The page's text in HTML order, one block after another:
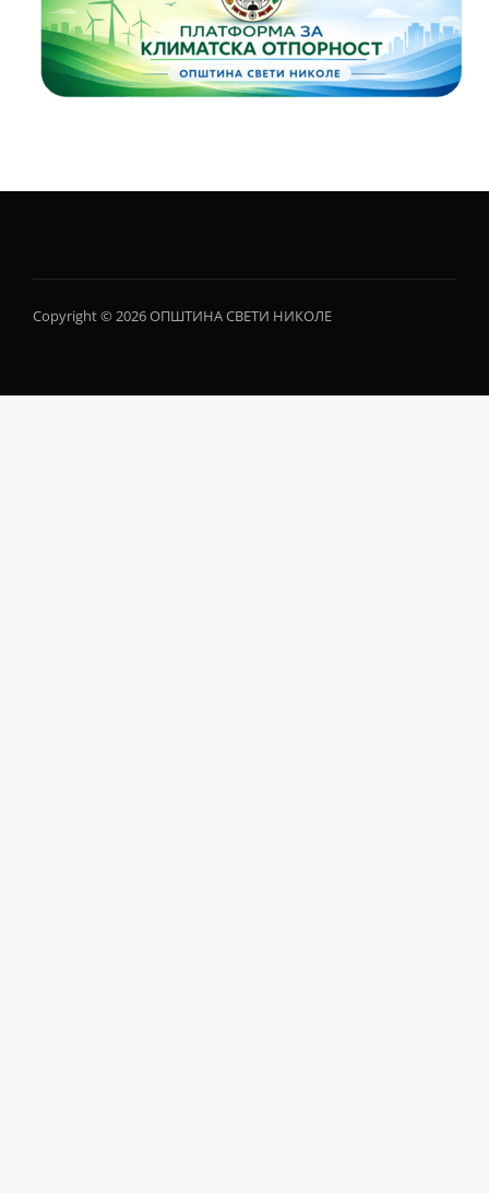
Copyright © 2026 ОПШТИНА СВЕТИ НИКОЛЕ